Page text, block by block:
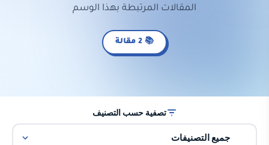
المقالات المرتبطة بهذا الوسم
📚 2 مقالة
تصفية حسب التصنيف